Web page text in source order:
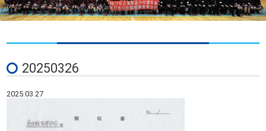
20250326
2025.03.27